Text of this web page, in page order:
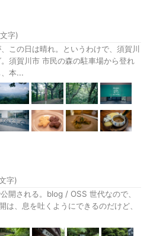
文字)
この日は晴れ。というわけで、須賀川
須賀川市 市民の森の駐車場から登れ
本...
字)
開される。blog / OSS 世代なので、
、息を吐くようにできるのだけど、